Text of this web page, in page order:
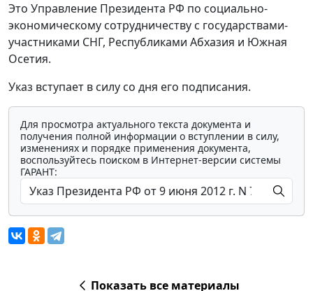
Это Управление Президента РФ по социально-
экономическому сотрудничеству с государствами-
участниками СНГ, Республиками Абхазия и Южная
Осетия.
Указ вступает в силу со дня его подписания.
Для просмотра актуального текста документа и
получения полной информации о вступлении в силу,
изменениях и порядке применения документа,
воспользуйтесь поиском в Интернет-версии системы
ГАРАНТ:
Показать все материалы